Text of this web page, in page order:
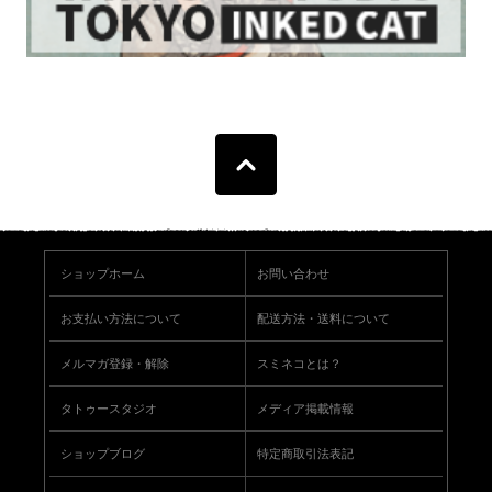
ショップホーム お問い合わせ
お支払い方法について 配送方法・送料について
メルマガ登録・解除 スミネコとは？
タトゥースタジオ メディア掲載情報
ショップブログ 特定商取引法表記